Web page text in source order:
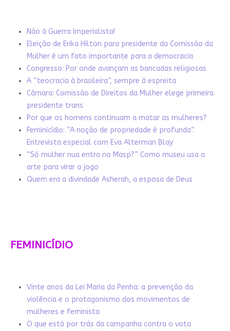
Não à Guerra Imperialista!
Eleição de Erika Hilton para presidente da Comissão da
Mulher é um fato importante para a democracia
Congresso: Por onde avançam as bancadas religiosas
A “teocracia à brasileira”, sempre à espreita
Câmara: Comissão de Direitos da Mulher elege primeira
presidente trans
Por que os homens continuam a matar as mulheres?
Feminicídio: “A noção de propriedade é profunda”.
Entrevista especial com Eva Alterman Blay
“Só mulher nua entra no Masp?” Como museu usa a
arte para virar o jogo
Quem era a divindade Asherah, a esposa de Deus
FEMINICÍDIO
Vinte anos da Lei Maria da Penha: a prevenção da
violência e o protagonismo dos movimentos de
mulheres e feminista
O que está por trás da campanha contra o voto